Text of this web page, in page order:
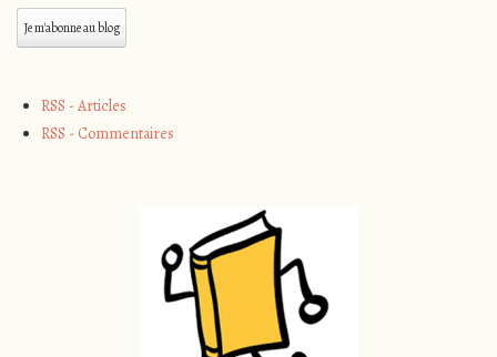
mail
Je m'abonne au blog
RSS - Articles
RSS - Commentaires